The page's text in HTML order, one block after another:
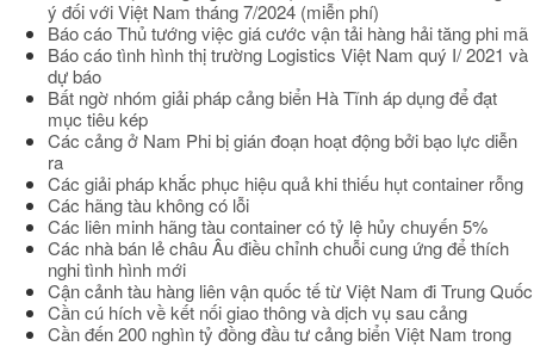
ý đối với Việt Nam tháng 7/2024 (miễn phí)
Báo cáo Thủ tướng việc giá cước vận tải hàng hải tăng phi mã
Báo cáo tình hình thị trường Logistics Việt Nam quý I/ 2021 và
dự báo
Bất ngờ nhóm giải pháp cảng biển Hà Tĩnh áp dụng để đạt
mục tiêu kép
Các cảng ở Nam Phi bị gián đoạn hoạt động bởi bạo lực diễn
ra
Các giải pháp khắc phục hiệu quả khi thiếu hụt container rỗng
Các hãng tàu không có lỗi
Các liên minh hãng tàu container có tỷ lệ hủy chuyến 5%
Các nhà bán lẻ châu Âu điều chỉnh chuỗi cung ứng để thích
nghi tình hình mới
Cận cảnh tàu hàng liên vận quốc tế từ Việt Nam đi Trung Quốc
Cần cú hích về kết nối giao thông và dịch vụ sau cảng
Cần đến 200 nghìn tỷ đồng đầu tư cảng biển Việt Nam trong